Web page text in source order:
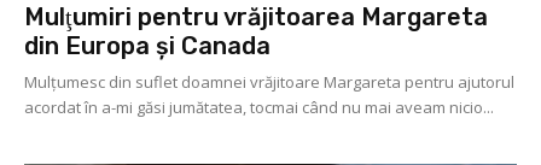
Mulţumiri pentru vrăjitoarea Margareta
din Europa și Canada
Mulţumesc din suflet doamnei vrăjitoare Margareta pentru ajutorul
acordat în a-mi găsi jumătatea, tocmai când nu mai aveam nicio...